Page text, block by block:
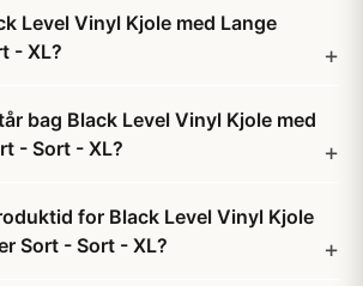
Level Vinyl Kjole med Lange
- XL?
bag Black Level Vinyl Kjole med
- Sort - XL?
for Black Level Vinyl Kjole
Sort - Sort - XL?